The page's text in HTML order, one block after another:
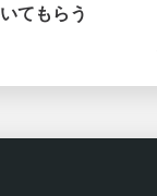
てもらう